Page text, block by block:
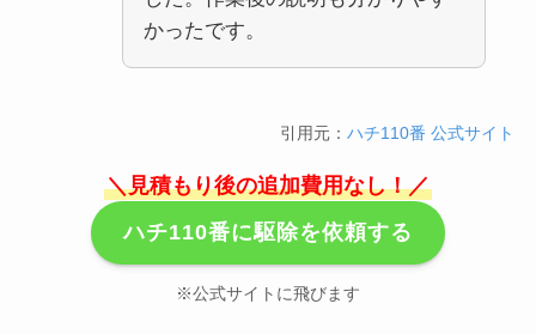
かったです。
引用元：ハチ110番 公式サイト
＼見積もり後の追加費用なし！／
ハチ110番に駆除を依頼する
※公式サイトに飛びます